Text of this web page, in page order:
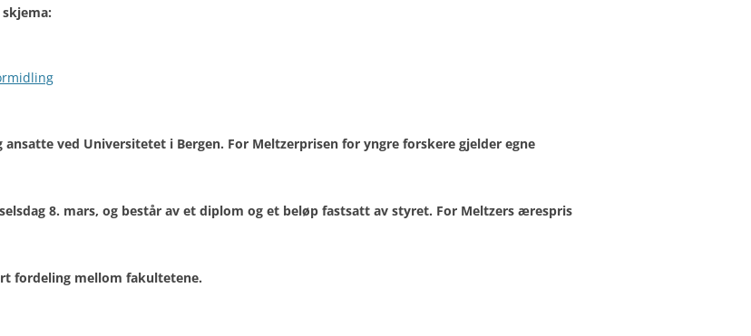
ved Universitetet i Bergen. For Meltzerprisen for yngre forskere gjelder egne
8. mars, og består av et diplom og et beløp fastsatt av styret. For Meltzers ærespris
fordeling mellom fakultetene.